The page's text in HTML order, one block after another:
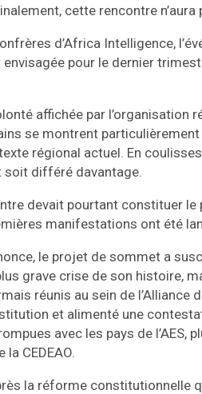
cette rencontre n’aura
d’Africa Intelligence,
pour le dernier
affichée par l’organisation
se montrent particulièrement
régional actuel. En
soit différé davantage.
devait pourtant constituer le
manifestations ont été
le projet de sommet a
grave crise de son histoire,
réunis au sein de
et alimenté une
avec les pays de
CEDEAO.
la réforme constitutionnelle